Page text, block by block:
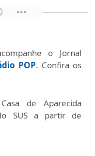
o Jornal
POP. Confira os
de Aparecida
SUS a partir de